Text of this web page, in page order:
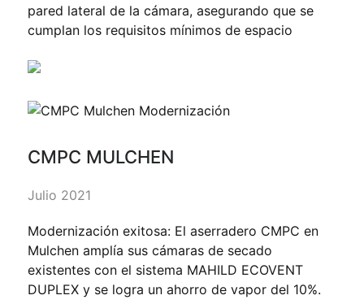
pared lateral de la cámara, asegurando que se
cumplan los requisitos mínimos de espacio
CMPC MULCHEN
Julio 2021
Modernización exitosa: El aserradero CMPC en
Mulchen amplía sus cámaras de secado
existentes con el sistema MAHILD ECOVENT
DUPLEX y se logra un ahorro de vapor del 10%.